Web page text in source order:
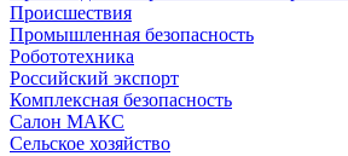
Происшествия
Промышленная безопасность
Робототехника
Российский экспорт
Комплексная безопасность
Салон МАКС
Сельское хозяйство